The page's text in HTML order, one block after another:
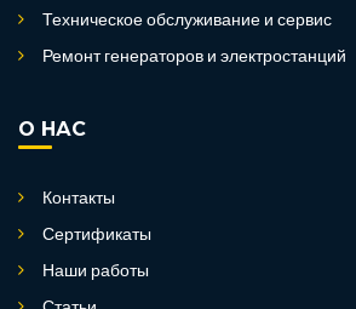
Техническое обслуживание и сервис
Ремонт генераторов и электростанций
О НАС
Контакты
Сертификаты
Наши работы